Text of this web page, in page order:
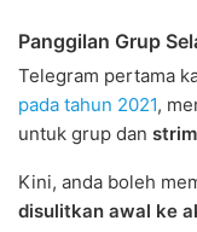
Panggilan Grup
Telegram pertama
pada tahun 2021,
untuk grup dan
Kini, anda boleh
disulitkan awal ke